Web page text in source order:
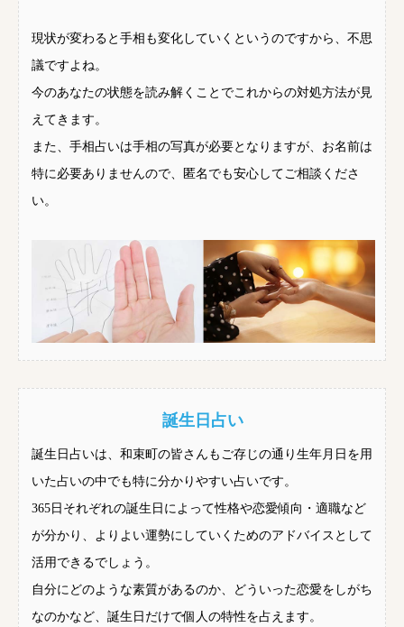
現状が変わると手相も変化していくというのですから、不思
議ですよね。
今のあなたの状態を読み解くことでこれからの対処方法が見
えてきます。
また、手相占いは手相の写真が必要となりますが、お名前は
特に必要ありませんので、匿名でも安心してご相談くださ
い。
誕生日占い
誕生日占いは、和束町の皆さんもご存じの通り生年月日を用
いた占いの中でも特に分かりやすい占いです。
365日それぞれの誕生日によって性格や恋愛傾向・適職など
が分かり、よりよい運勢にしていくためのアドバイスとして
活用できるでしょう。
自分にどのような素質があるのか、どういった恋愛をしがち
なのかなど、誕生日だけで個人の特性を占えます。